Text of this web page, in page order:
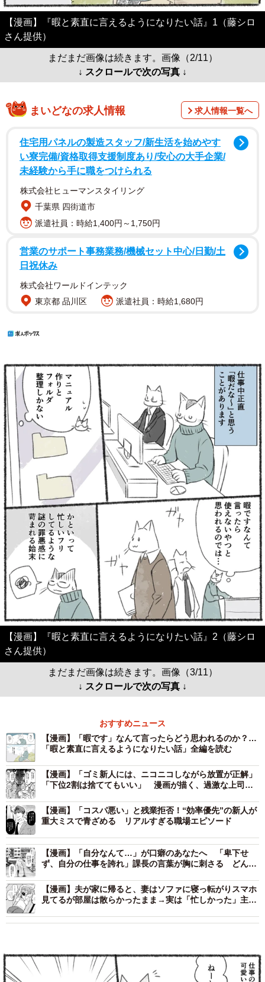
【漫画】『暇と素直に言えるようになりたい話』1（藤シロ
さん提供）
まだまだ画像は続きます。画像（2/11）
↓ スクロールで次の写真 ↓
まいどなの求人情報 求人情報一覧へ
住宅用パネルの製造スタッフ/新生活を始めやす
い寮完備/資格取得支援制度あり/安心の大手企業/
未経験から手に職をつけられる
株式会社ヒューマンスタイリング
千葉県 四街道市
派遣社員：時給1,400円～1,750円
営業のサポート事務業務/機械セット中心/日勤/土
日祝休み
株式会社ワールドインテック
東京都 品川区
派遣社員：時給1,680円
【漫画】『暇と素直に言えるようになりたい話』2（藤シロ
さん提供）
まだまだ画像は続きます。画像（3/11）
↓ スクロールで次の写真 ↓
おすすめニュース
【漫画】「暇です」なんて言ったらどう思われるのか？…
「暇と素直に言えるようになりたい話」全編を読む
【漫画】「ゴミ新人には、ニコニコしながら放置が正解」
「下位2割は捨ててもいい」 漫画が描く、過激な上司
【漫画】「コスパ悪い」と残業拒否！“効率優先”の新人が
重大ミスで青ざめる リアルすぎる職場エピソード
【漫画】「自分なんて…」が口癖のあなたへ 「卑下せ
ず、自分の仕事を誇れ」課長の言葉が胸に刺さる どんな
【漫画】夫が家に帰ると、妻はソファに寝っ転がりスマホ
見てるが部屋は散らかったまま→実は「忙しかった」主婦